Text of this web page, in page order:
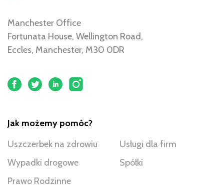
Manchester Office
Fortunata House, Wellington Road,
Eccles, Manchester, M30 0DR
Jak możemy pomóc?
Uszczerbek na zdrowiu
Wypadki drogowe
Prawo Rodzinne
Usługi dla firm
Spółki